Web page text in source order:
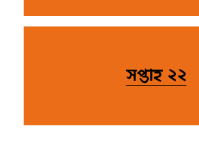
সপ্তাহ ২২